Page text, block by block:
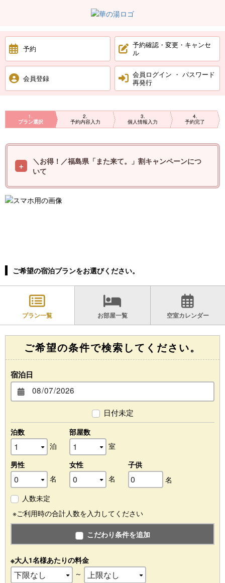
予約
予約確認・変更・キャンセ
ル
会員登録
会員ログイン ・ パスワード
再発行
1
プラン選択
2
予約内容入力
3
個人情報入力
4
予約完了
＼お得！／福島県「また来て。」割キャンペーンにつ
いて
ご希望の宿泊プランをお選びください。
プラン一覧 お部屋一覧 空室カレンダー
ご希望の条件で検索してください。
宿泊日
日付未定
泊数
泊
部屋数
室
男性
名
女性
名
子供
名
人数未定
※ご利用時の合計人数を入力してください
こだわり条件を追加
※大人1名様あたりの料金
～